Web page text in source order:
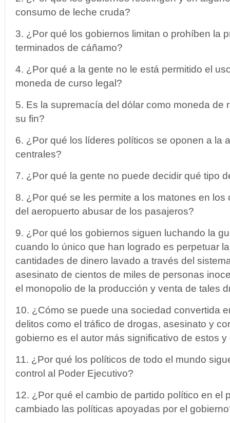
consumo de leche cruda?
3. ¿Por qué los gobiernos limitan o prohíben la
terminados de cáñamo?
4. ¿Por qué a la gente no le está permitido el
moneda de curso legal?
5. Es la supremacía del dólar como moneda de
su fin?
6. ¿Por qué los líderes políticos se oponen a la
centrales?
7. ¿Por qué la gente no puede decidir qué tipo
8. ¿Por qué se les permite a los matones en los
del aeropuerto abusar de los pasajeros?
9. ¿Por qué los gobiernos siguen luchando la
cuando lo único que han logrado es perpetuar
cantidades de dinero lavado a través del
asesinato de cientos de miles de personas
el monopolio de la producción y venta de tales
10. ¿Cómo se puede una sociedad convertida
delitos como el tráfico de drogas, asesinato y
gobierno es el autor más significativo de estos y
11. ¿Por qué los políticos de todo el mundo
control al Poder Ejecutivo?
12. ¿Por qué el cambio de partido político en el
cambiado las políticas apoyadas por el